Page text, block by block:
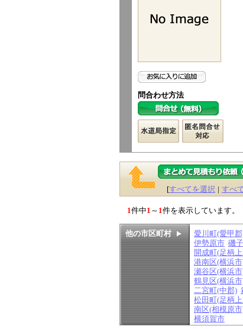
問合わせ方法
[すべてを選択 | すべ
1件中1 ～ 1件を表示しています。
他の市区町村 愛川町(愛甲
伊勢原市 磯
開成町(足柄
港南区(横浜
瀬谷区(横浜
鶴見区(横浜
二宮町(中郡)
松田町(足柄
南区(相模原
横須賀市